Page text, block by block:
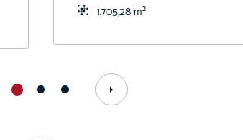
1.705,28 m²